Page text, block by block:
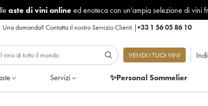
aste di vini onlineed enoteca con un'ampia selezione di vini
Una domanda?Contatta il nostro Servizio Clienti |+33 1 56 05 86 10
VENDI I TUOI VINI
Servizi ✨Personal Sommelier